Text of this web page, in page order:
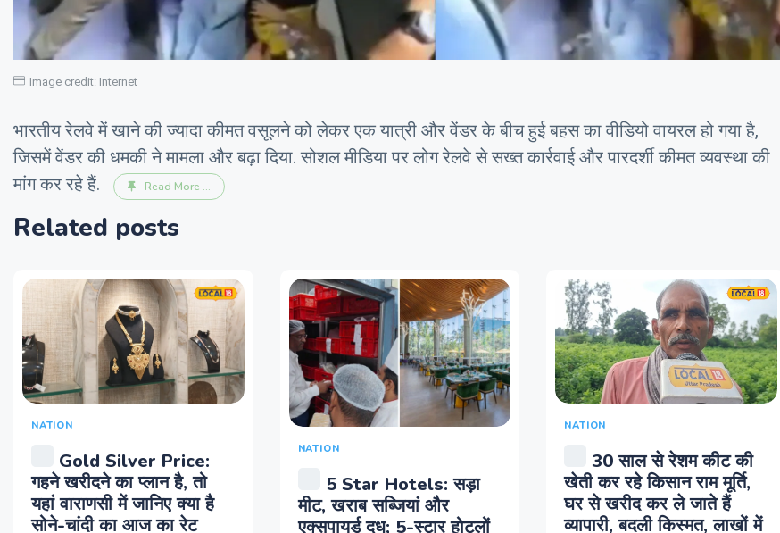
Image credit: Internet
भारतीय रेलवे में खाने की ज्यादा कीमत वसूलने को लेकर एक यात्री और वेंडर के बीच हुई बहस का वीडियो वायरल हो गया है,
जिसमें वेंडर की धमकी ने मामला और बढ़ा दिया. सोशल मीडिया पर लोग रेलवे से सख्त कार्रवाई और पारदर्शी कीमत व्यवस्था की
मांग कर रहे हैं.
Read More ...
Related posts
NATION
Gold Silver Price:
गहने खरीदने का प्लान है, तो
यहां वाराणसी में जानिए क्या है
सोने-चांदी का आज का रेट
NATION
5 Star Hotels: सड़ा
मीट, खराब सब्जियां और
एक्सपायर्ड दूध; 5-स्टार होटलों
NATION
30 साल से रेशम कीट की
खेती कर रहे किसान राम मूर्ति,
घर से खरीद कर ले जाते हैं
व्यापारी, बदली किस्मत, लाखों में